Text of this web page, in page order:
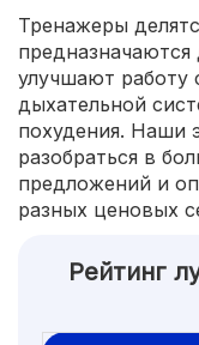
Тренажеры
улучшают работу
дыхательной
похудения. Наши
разобраться в
предложений и
разных ценовых
Рейтинг